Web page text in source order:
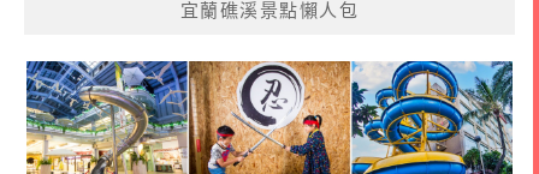
宜蘭礁溪景點懶人包